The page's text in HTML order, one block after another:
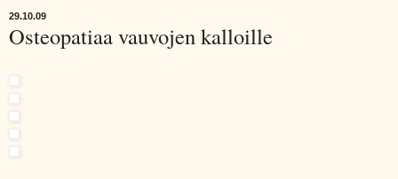
29.10.09
Osteopatiaa vauvojen kalloille